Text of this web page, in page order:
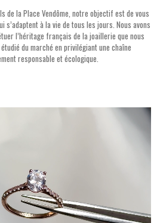
de la Place Vendôme, notre objectif est de vous
s’adaptent à la vie de tous les jours. Nous avons
l’héritage français de la joaillerie que nous
du marché en privilégiant une chaîne
responsable et écologique.